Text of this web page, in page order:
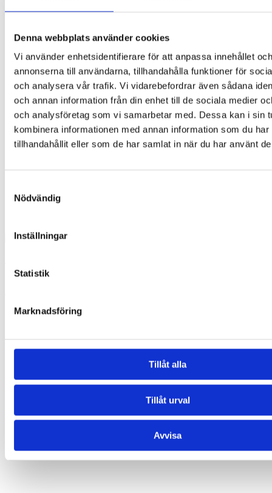
Denna webbplats använder cookies
Vi använder enhetsidentifierare för att anpassa innehållet och
annonserna till användarna, tillhandahålla funktioner för
och analysera vår trafik. Vi vidarebefordrar även sådana
och annan information från din enhet till de sociala medier
och analysföretag som vi samarbetar med. Dessa kan i sin
kombinera informationen med annan information som du har
tillhandahållit eller som de har samlat in när du har använt
Nödvändig
Inställningar
Statistik
Marknadsföring
Tillåt alla
Tillåt urval
Avvisa
35,00kr
Relaterade produkter